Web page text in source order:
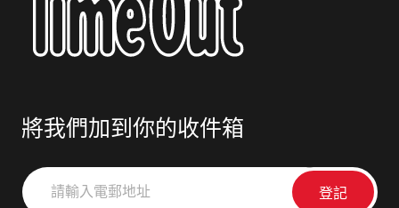
將我們加到你的收件箱
請
輸